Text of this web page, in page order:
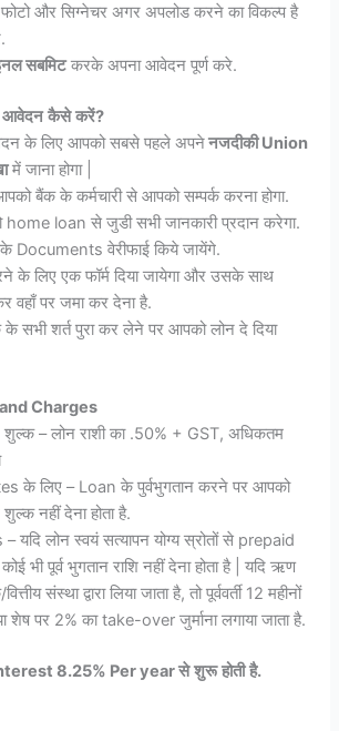
फोटो और सिग्नेचर अगर अपलोड करने का विकल्प है
सबमिटकरके अपना आवेदन पूर्ण करे.
आवेदन कैसे करें?
के लिए आपको सबसे पहले अपनेनजदीकी Union
में जाना होगा |
बैंक के कर्मचारी से आपको सम्पर्क करना होगा.
home loan से जुडी सभी जानकारी प्रदान करेगा.
Documents वेरीफाई किये जायेंगे.
के लिए एक फॉर्म दिया जायेगा और उसके साथ
वहाँ पर जमा कर देना है.
के सभी शर्त पुरा कर लेने पर आपको लोन दे दिया
Charges
– लोन राशी का .50% + GST, अधिकतम
के लिए – Loan के पुर्वभुगतान करने पर आपको
शुल्क नहीं देना होता है.
यदि लोन स्वयं सत्यापन योग्य स्रोतों से prepaid
कोई भी पूर्व भुगतान राशि नहीं देना होता है | यदि ऋण
संस्था द्वारा लिया जाता है, तो पूर्ववर्ती 12 महीनों
पर 2% का take-over जुर्माना लगाया जाता है.
8.25% Per yearसे शुरू होती है.